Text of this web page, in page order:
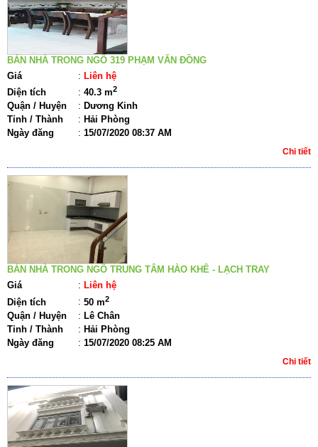
BÁN NHÀ TRONG NGÕ 319 PHẠM VĂN ĐỒNG
Giá
: Liên hệ
Diện tích
: 40.3 m2
Quận / Huyện : Dương Kinh
Tỉnh / Thành
: Hải Phòng
Ngày đăng
: 15/07/2020 08:37 AM
Chi tiết
BÁN NHÀ TRONG NGÕ TRUNG TÂM HÀO KHÊ - LẠCH TRAY
Giá
: Liên hệ
Diện tích
: 50 m2
Quận / Huyện : Lê Chân
Tỉnh / Thành
: Hải Phòng
Ngày đăng
: 15/07/2020 08:25 AM
Chi tiết